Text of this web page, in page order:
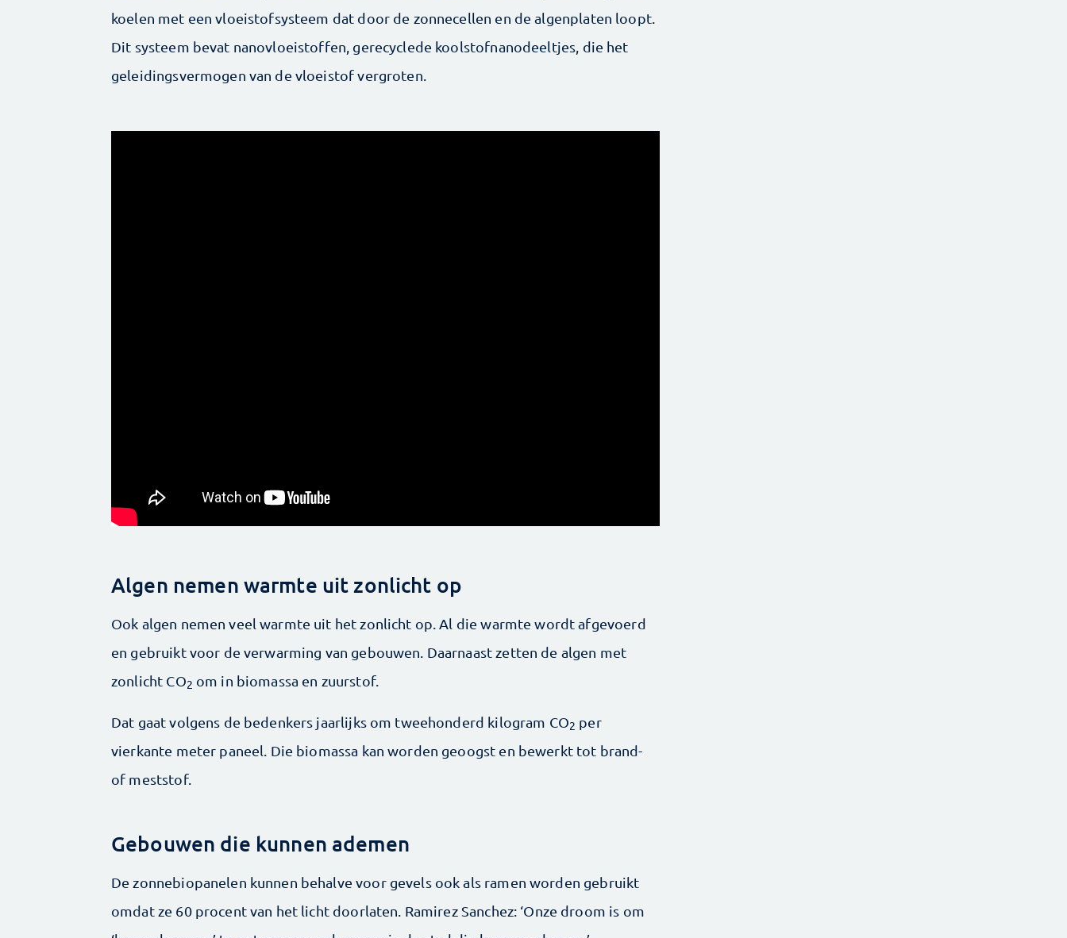
koelen met een vloeistofsysteem dat door de zonnecellen en de algenplaten loopt.
Dit systeem bevat nanovloeistoffen, gerecyclede koolstofnanodeeltjes, die het
geleidingsvermogen van de vloeistof vergroten.
Algen nemen warmte uit zonlicht op
Ook algen nemen veel warmte uit het zonlicht op. Al die warmte wordt afgevoerd
en gebruikt voor de verwarming van gebouwen. Daarnaast zetten de algen met
zonlicht CO2 om in biomassa en zuurstof.
Dat gaat volgens de bedenkers jaarlijks om tweehonderd kilogram CO2 per
vierkante meter paneel. Die biomassa kan worden geoogst en bewerkt tot brand-
of meststof.
Gebouwen die kunnen ademen
De zonnebiopanelen kunnen behalve voor gevels ook als ramen worden gebruikt
omdat ze 60 procent van het licht doorlaten. Ramirez Sanchez: ‘Onze droom is om